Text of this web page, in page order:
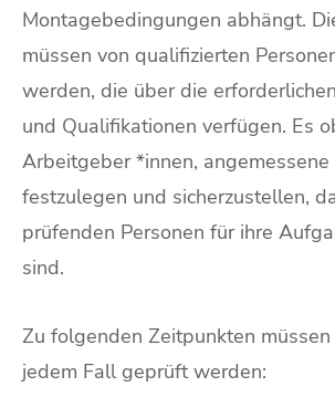
Montagebedingungen abhängt.
müssen von qualifizierten
werden, die über die
und Qualifikationen verfügen. Es
Arbeitgeber *innen,
festzulegen und sicherzustellen,
prüfenden Personen für ihre
sind.
Zu folgenden Zeitpunkten
jedem Fall geprüft werden: